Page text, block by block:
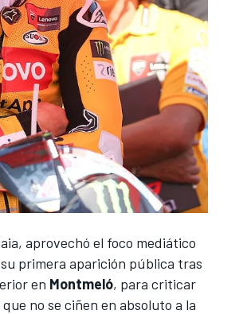
, aprovechó el foco mediático
primera aparición pública tras
en Montmeló, para criticar
no se ciñen en absoluto a la